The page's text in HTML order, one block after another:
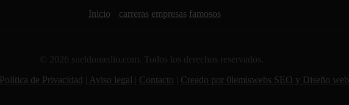
Inicio carreras empresas famosos
© 2026 sueldomedio.com. Todos los derechos reservados.
Política de Privacidad Aviso legal Contacto Creado por 0lemiswebs SEO y Diseño web